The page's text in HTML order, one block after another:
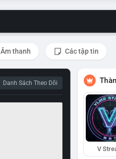
Âm thanh Các tập tin
Danh Sách Theo Dõi
V